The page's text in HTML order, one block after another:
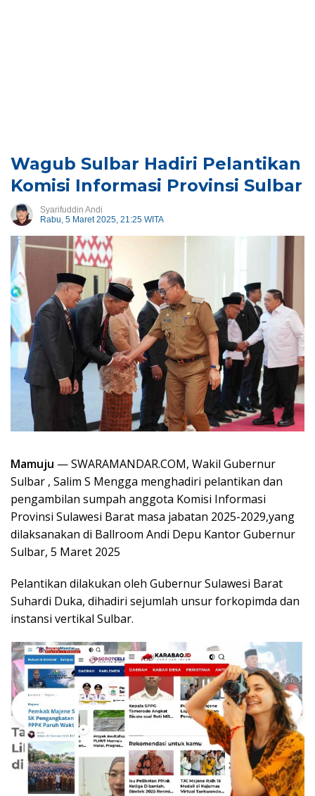
Wagub Sulbar Hadiri Pelantikan
Komisi Informasi Provinsi Sulbar
Syarifuddin Andi
Rabu, 5 Maret 2025, 21:25 WITA
Mamuju — SWARAMANDAR.COM, Wakil Gubernur
Sulbar , Salim S Mengga menghadiri pelantikan dan
pengambilan sumpah anggota Komisi Informasi
Provinsi Sulawesi Barat masa jabatan 2025-2029,yang
dilaksanakan di Ballroom Andi Depu Kantor Gubernur
Sulbar, 5 Maret 2025
Pelantikan dilakukan oleh Gubernur Sulawesi Barat
Suhardi Duka, dihadiri sejumlah unsur forkopimda dan
instansi vertikal Sulbar.